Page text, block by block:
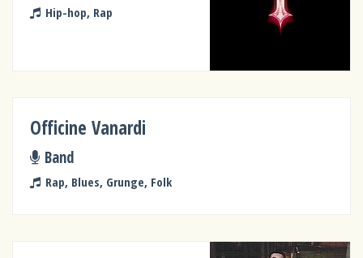
Hip-hop, Rap
Officine Vanardi
Band
Rap, Blues, Grunge, Folk